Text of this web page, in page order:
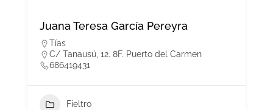
Juana Teresa García Pereyra
Tías
C/ Tanausú, 12. 8F. Puerto del Carmen
686419431
Fieltro